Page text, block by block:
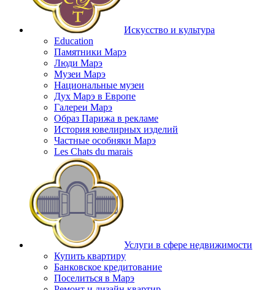
Искусство и культура
Education
Памятники Марэ
Люди Марэ
Музеи Марэ
Национальные музеи
Дух Марэ в Европе
Галереи Марэ
Образ Парижа в рекламе
История ювелирных изделий
Частные особняки Марэ
Les Chats du marais
Услуги в сфере недвижимости
Купить квартиру
Банковское кредитование
Поселиться в Марэ